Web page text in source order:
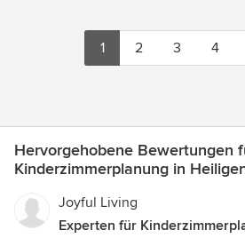
1 2 3 4
Hervorgehobene Bewertungen
Kinderzimmerplanung in
Joyful Living
Experten für